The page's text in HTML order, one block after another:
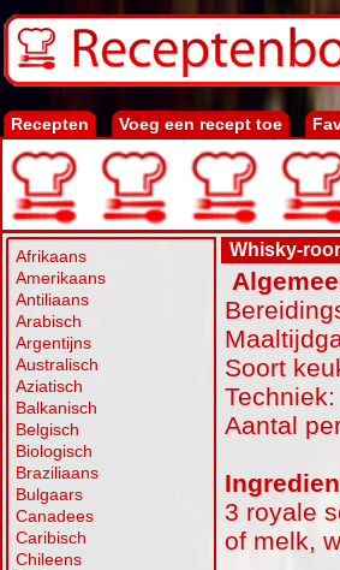
Recepten Voeg een recept toe
Afrikaans
Amerikaans
Antiliaans
Arabisch
Argentijns
Australisch
Aziatisch
Balkanisch
Belgisch
Biologisch
Braziliaans
Bulgaars
Canadees
Caribisch
Chileens
Whisky-
Soort
Techniek:
Aantal
3 royale
of melk,